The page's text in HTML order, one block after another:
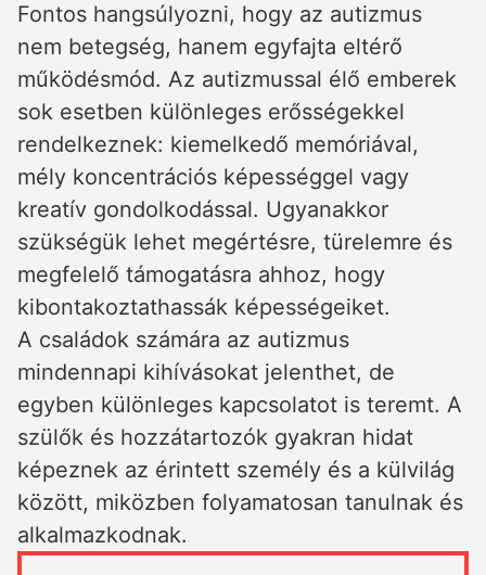
Fontos hangsúlyozni, hogy az autizmus
nem betegség, hanem egyfajta eltérő
működésmód. Az autizmussal élő emberek
sok esetben különleges erősségekkel
rendelkeznek: kiemelkedő memóriával,
mély koncentrációs képességgel vagy
kreatív gondolkodással. Ugyanakkor
szükségük lehet megértésre, türelemre és
megfelelő támogatásra ahhoz, hogy
kibontakoztathassák képességeiket.
A családok számára az autizmus
mindennapi kihívásokat jelenthet, de
egyben különleges kapcsolatot is teremt. A
szülők és hozzátartozók gyakran hidat
képeznek az érintett személy és a külvilág
között, miközben folyamatosan tanulnak és
alkalmazkodnak.